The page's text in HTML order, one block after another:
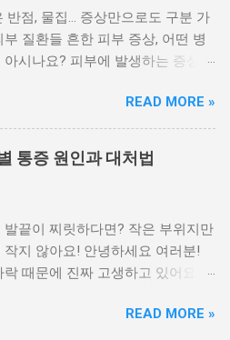
반점, 물집… 증상만으로도 구분 가
부 질환들 흔한 피부 증상, 어떤 병
아시나요? 피부에 발생하는 증상은
료법도 달라집니다. 가려움이나 붉
, 수포 등 증상만으로도 어느 정도
할 수 있습니다. 이 글에서는 대표
환을 증상별로 나눠 정리 하여 빠르
과 옴을 우선적으로 의심해야 합니
피부 증상인 가려움은 원인에 따라
다. 습진 은 피부가 붉어지고 벗겨
에 가려움이 심해지는 것이 특징입
READ MORE »
통증 원인과 대처법
발끝이 찌릿하다면? 작은 부위지만
작지 않아요! 안녕하세요 여러분!
때문에 진짜 고생하고 있어요.
현 못할 만큼 아프더라고요. 처음
READ MORE »